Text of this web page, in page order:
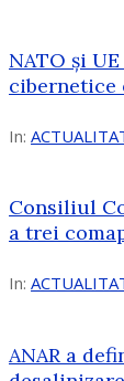
NATO și
cibernetice
In:
Consiliul
a trei
In:
ANAR a